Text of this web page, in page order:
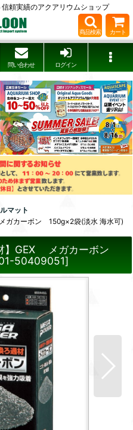
頼実績のアクアリウムショップ
商品検索 カート
問い合わせ ログイン
マット
ガカーボン 150g×2袋(淡水 海水可)
】GEX メガカーボン
50409051]